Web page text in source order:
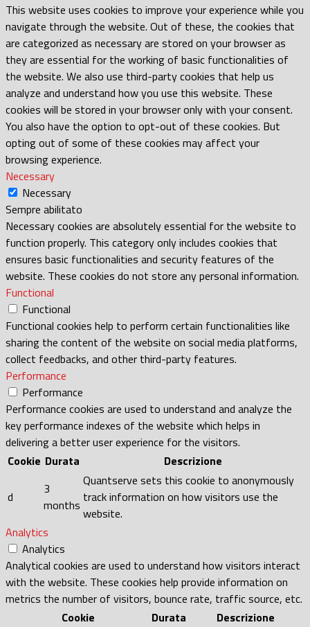
This website uses cookies to improve your experience while you
navigate through the website. Out of these, the cookies that
are categorized as necessary are stored on your browser as
they are essential for the working of basic functionalities of
the website. We also use third-party cookies that help us
analyze and understand how you use this website. These
cookies will be stored in your browser only with your consent.
You also have the option to opt-out of these cookies. But
opting out of some of these cookies may affect your
browsing experience.
Necessary
Necessary
Sempre abilitato
Necessary cookies are absolutely essential for the website to
function properly. This category only includes cookies that
ensures basic functionalities and security features of the
website. These cookies do not store any personal information.
Functional
Functional
Functional cookies help to perform certain functionalities like
sharing the content of the website on social media platforms,
collect feedbacks, and other third-party features.
Performance
Performance
Performance cookies are used to understand and analyze the
key performance indexes of the website which helps in
delivering a better user experience for the visitors.
Cookie Durata Descrizione
d
3
months
Quantserve sets this cookie to anonymously
track information on how visitors use the
website.
Analytics
Analytics
Analytical cookies are used to understand how visitors interact
with the website. These cookies help provide information on
metrics the number of visitors, bounce rate, traffic source, etc.
Cookie
Durata Descrizione